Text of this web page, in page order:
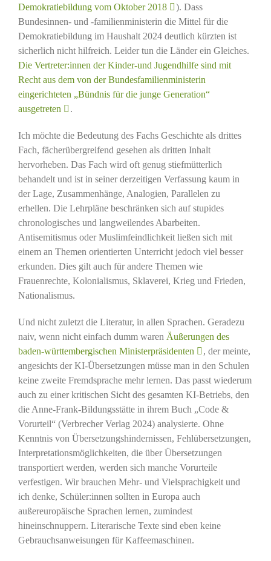
Demokratiebildung vom Oktober 2018
). Dass
Bundesinnen- und -familienministerin die Mittel für die
Demokratiebildung im Haushalt 2024 deutlich kürzten ist
sicherlich nicht hilfreich. Leider tun die Länder ein Gleiches.
Die Vertreter:innen der Kinder-und Jugendhilfe sind mit
Recht aus dem von der Bundesfamilienministerin
eingerichteten „Bündnis für die junge Generation“
ausgetreten
.
Ich möchte die Bedeutung des Fachs Geschichte als drittes
Fach, fächerübergreifend gesehen als dritten Inhalt
hervorheben. Das Fach wird oft genug stiefmütterlich
behandelt und ist in seiner derzeitigen Verfassung kaum in
der Lage, Zusammenhänge, Analogien, Parallelen zu
erhellen. Die Lehrpläne beschränken sich auf stupides
chronologisches und langweilendes Abarbeiten.
Antisemitismus oder Muslimfeindlichkeit ließen sich mit
einem an Themen orientierten Unterricht jedoch viel besser
erkunden. Dies gilt auch für andere Themen wie
Frauenrechte, Kolonialismus, Sklaverei, Krieg und Frieden,
Nationalismus.
Und nicht zuletzt die Literatur, in allen Sprachen. Geradezu
naiv, wenn nicht einfach dumm waren Äußerungen des
baden-württembergischen Ministerpräsidenten
, der meinte,
angesichts der KI-Übersetzungen müsse man in den Schulen
keine zweite Fremdsprache mehr lernen. Das passt wiederum
auch zu einer kritischen Sicht des gesamten KI-Betriebs, den
die Anne-Frank-Bildungsstätte in ihrem Buch „Code &
Vorurteil“ (Verbrecher Verlag 2024) analysierte. Ohne
Kenntnis von Übersetzungshindernissen, Fehlübersetzungen,
Interpretationsmöglichkeiten, die über Übersetzungen
transportiert werden, werden sich manche Vorurteile
verfestigen. Wir brauchen Mehr- und Vielsprachigkeit und
ich denke, Schüler:innen sollten in Europa auch
außereuropäische Sprachen lernen, zumindest
hineinschnuppern. Literarische Texte sind eben keine
Gebrauchsanweisungen für Kaffeemaschinen.